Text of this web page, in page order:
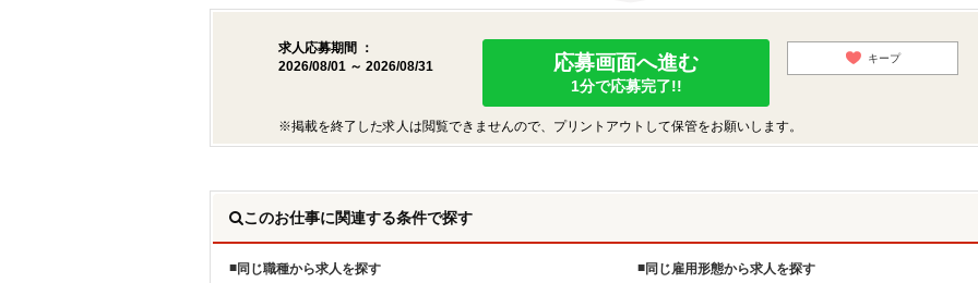
求人応募期間 ：
2026/08/01 ～ 2026/08/31
応募画面へ進む
1分で応募完了!!
キープ
※掲載を終了した求人は閲覧できませんので、プリントアウトして保管をお願いします。
このお仕事に関連する条件で探す
同じ職種から求人を探す
同じ雇用形態から求人を探す